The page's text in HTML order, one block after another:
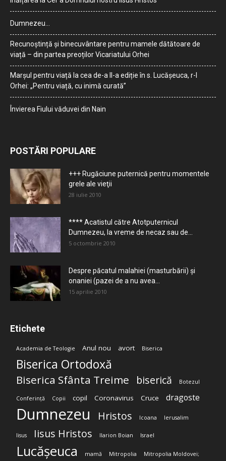
Dumnezeu…
Recunoștință și binecuvântare pentru mamele dătătoare de
viață – din partea preoților Vicariatului Orhei
Marșul pentru viață la cea de-a II-a ediție în s. Lucășeuca, r-l
Orhei: „Pentru viață, cu inimă curată”
Învierea Fiului văduvei din Nain
POSTĂRI POPULARE
+++ Rugăciune puternică pentru momentele
grele ale vieţii
28 iulie 2010
**** Acatistul către Atotputernicul
Dumnezeu, la vreme de necaz sau de...
5 octombrie 2010
Despre păcatul malahiei (masturbării) şi
onaniei (pazei de a nu avea...
15 aprilie 2010
Etichete
Academia de Teologie Anul nou avort Biserica
Biserica Ortodoxă
Biserica Sfânta Treime biserică Botezul
Conferință Copii copil Coronavirus Cruce dragoste
Dumnezeu Hristos Icoana Ierusalim
Iisus Iisus Hristos Ilarion Boian Israel
Lucășeuca mamă Mitropolia Mitropolia Moldovei;